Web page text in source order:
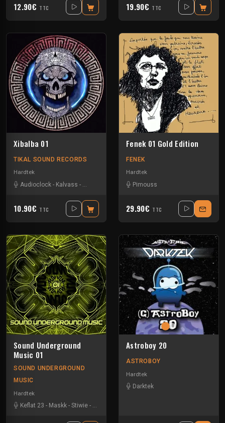
12.90€ TTC 19.90€ TTC
Xibalba 01
TIKAL SOUND RECORDS
Hardtek
Audioclock - Kalvass - Kesh Mik izif-Naak
10.90€ TTC
Fenek 01 Gold Edition
FENEK
Hardtek
Pimouss
29.90€ TTC
Sound Underground
Music 01
SOUND UNDERGROUND
MUSIC
Hardtek
Keflat 23 - Maskk - Stiwie - Xtech
Astroboy 20
ASTROBOY
Hardtek
Darktek